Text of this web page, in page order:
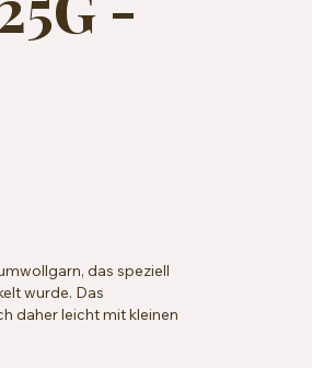
das speziell
wurde. Das
daher leicht mit kleinen